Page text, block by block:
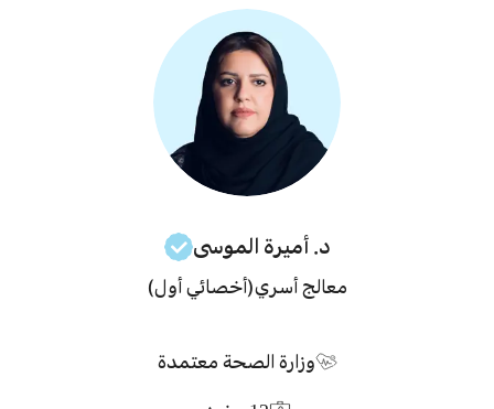
د. أميرة الموسى
معالج أسري(أخصائي أول)
وزارة الصحة معتمدة